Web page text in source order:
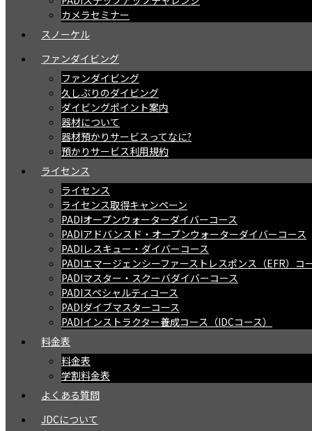
カメラセミナー
スノーケル
ファンダイビング
ファンダイビング
久しぶりのダイビング
ダイビングポイント案内
器材について
器材預かりサービスってなに?
預かりサービス利用規約
ライセンス
ライセンス
ライセンス取得キャンペーン
PADIオープンウォーターダイバーコース
PADIアドバンスド・オープンウォーターダイバーコース
PADIレスキュー・ダイバーコース
PADIエマージェンシーファーストレスポンス（EFR）コ
PADIマスター・スクーバダイバーコース
PADIスペシャルティコース
PADIダイブマスターコース
PADIインストラクター養成コース（IDCコース）
料金表
料金表
学割料金表
よくある質問
JDCについて